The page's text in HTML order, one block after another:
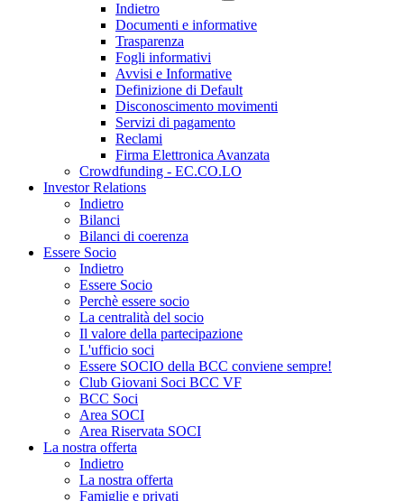
Indietro
Documenti e informative
Trasparenza
Fogli informativi
Avvisi e Informative
Definizione di Default
Disconoscimento movimenti
Servizi di pagamento
Reclami
Firma Elettronica Avanzata
Crowdfunding - EC.CO.LO
Investor Relations
Indietro
Bilanci
Bilanci di coerenza
Essere Socio
Indietro
Essere Socio
Perchè essere socio
La centralità del socio
Il valore della partecipazione
L'ufficio soci
Essere SOCIO della BCC conviene sempre!
Club Giovani Soci BCC VF
BCC Soci
Area SOCI
Area Riservata SOCI
La nostra offerta
Indietro
La nostra offerta
Famiglie e privati